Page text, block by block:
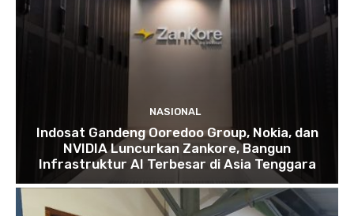
NASIONAL
Indosat Gandeng Ooredoo Group, Nokia, dan
NVIDIA Luncurkan Zankore, Bangun
Infrastruktur AI Terbesar di Asia Tenggara